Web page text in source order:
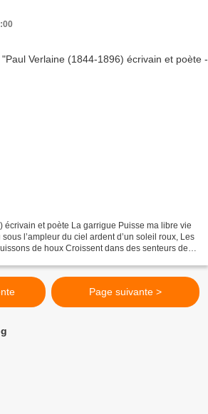
écrivain et poète La garrigue Puisse ma libre vie
l’ampleur du ciel ardent d’un soleil roux, Les
de houx Croissent dans des senteurs de
Page suivante >